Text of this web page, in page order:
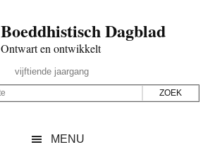
Boeddhistisch Dagblad
Ontwart en ontwikkelt
vijftiende jaargang
MENU